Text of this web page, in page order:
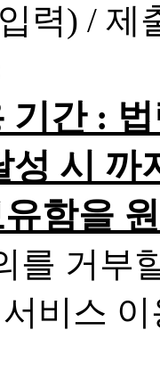
력) / 제
기간 :
성 시
함을
를 거부
비스